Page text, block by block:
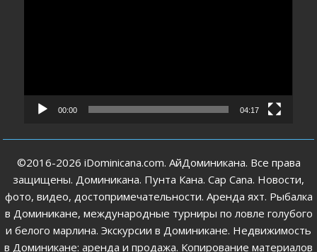
00:00 04:17
©2016-2026 iDominicana.com. АйДоминикана. Все права
защищены. Доминикана. Пунта Кана. Cap Cana. Новости,
фото, видео, достопримечательности. Аренда яхт. Рыбалка
в Доминикане, международные турниры по ловле голубого
и белого марлина. Экскурсии в Доминикане. Недвижимость
в Доминикане: аренда и продажа. Копирование материалов